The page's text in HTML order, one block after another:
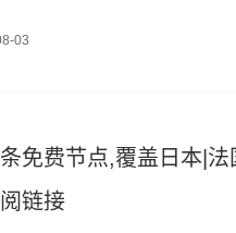
下
03
免费节点,覆盖日本|
链接